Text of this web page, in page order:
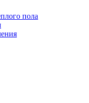
пола